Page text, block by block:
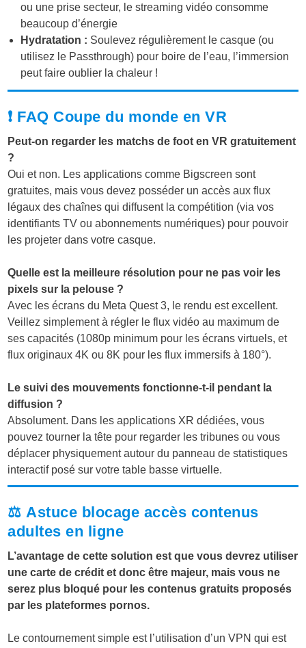
ou une prise secteur, le streaming vidéo consomme
beaucoup d’énergie
Hydratation : Soulevez régulièrement le casque (ou
utilisez le Passthrough) pour boire de l’eau, l’immersion
peut faire oublier la chaleur !
❗ FAQ Coupe du monde en VR
Peut-on regarder les matchs de foot en VR gratuitement
?
Oui et non. Les applications comme Bigscreen sont
gratuites, mais vous devez posséder un accès aux flux
légaux des chaînes qui diffusent la compétition (via vos
identifiants TV ou abonnements numériques) pour pouvoir
les projeter dans votre casque.
Quelle est la meilleure résolution pour ne pas voir les
pixels sur la pelouse ?
Avec les écrans du Meta Quest 3, le rendu est excellent.
Veillez simplement à régler le flux vidéo au maximum de
ses capacités (1080p minimum pour les écrans virtuels, et
flux originaux 4K ou 8K pour les flux immersifs à 180°).
Le suivi des mouvements fonctionne-t-il pendant la
diffusion ?
Absolument. Dans les applications XR dédiées, vous
pouvez tourner la tête pour regarder les tribunes ou vous
déplacer physiquement autour du panneau de statistiques
interactif posé sur votre table basse virtuelle.
⚖️Astuce blocage accès contenus
adultes en ligne
L’avantage de cette solution est que vous devrez utiliser
une carte de crédit et donc être majeur, mais vous ne
serez plus bloqué pour les contenus gratuits proposés
par les plateformes pornos.
Le contournement simple est l’utilisation d’un VPN qui est